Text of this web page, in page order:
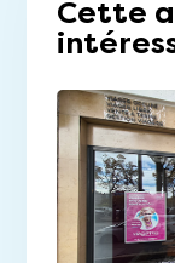
Cette